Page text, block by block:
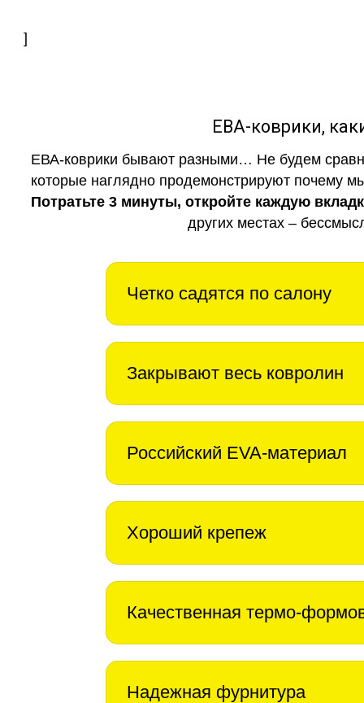
]
ЕВА-коврики,
ЕВА-коврики бывают разными… Не будем
которые наглядно продемонстрируют почему
Потратьте 3 минуты, откройте каждую
других местах –
Четко садятся по салону
Закрывают весь ковролин
Российский EVA-материал
Хороший крепеж
Качественная термо-
Надежная фурнитура